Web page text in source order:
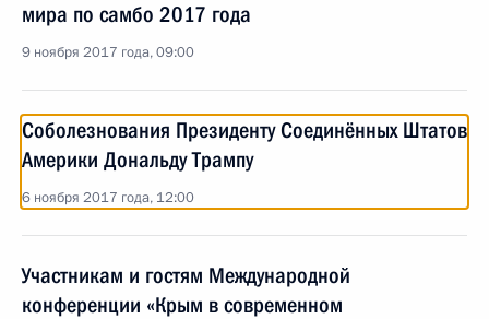
мира по самбо 2017 года
9 ноября 2017 года, 09:00
Соболезнования Президенту Соединённых Штатов
Америки Дональду Трампу
6 ноября 2017 года, 12:00
Участникам и гостям Международной
конференции «Крым в современном